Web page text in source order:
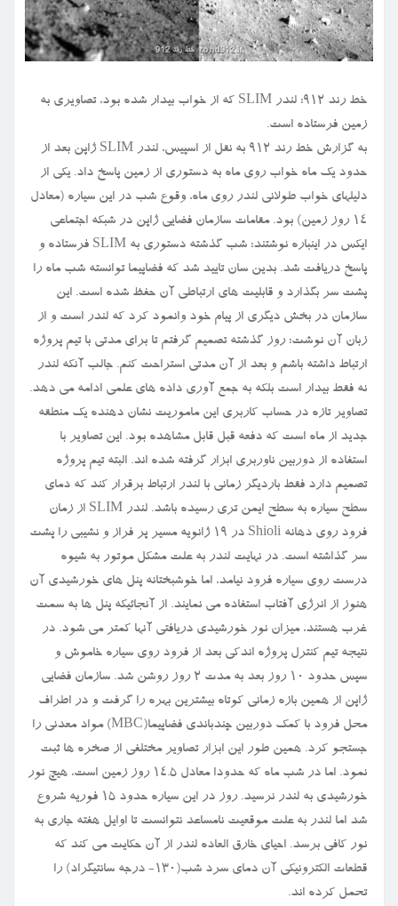
خط رند ۹۱۲: لندر SLIM که از خواب بیدار شده بود، تصاویری به
زمین فرستاده است.
به گزارش خط رند ۹۱۲ به نقل از اسپیس، لندر SLIM ژاپن بعد از
حدود یک ماه خواب روی ماه به دستوری از زمین پاسخ داد. یکی از
دلیلهای خواب طولانی لندر روی ماه، وقوع شب در این سیاره (معادل
۱۴ روز زمین) بود. مقامات سازمان فضایی ژاپن در شبکه اجتماعی
ایکس در اینباره نوشتند: شب گذشته دستوری به SLIM فرستاده و
پاسخ دریافت شد. بدین سان تایید شد که فضاپیما توانسته شب ماه را
پشت سر بگذارد و قابلیت های ارتباطی آن حفظ شده است. این
سازمان در بخش دیگری از پیام خود وانمود کرد که لندر است و از
زبان آن نوشت: روز گذشته تصمیم گرفتم تا برای مدتی با تیم پروژه
ارتباط داشته باشم و بعد از آن مدتی استراحت کنم. جالب آنکه لندر
نه فقط بیدار است بلکه به جمع آوری داده های علمی ادامه می دهد.
تصاویر تازه در حساب کاربری این ماموریت نشان دهنده یک منطقه
جدید از ماه است که دفعه قبل قابل مشاهده بود. این تصاویر با
استفاده از دوربین ناوربری ابزار گرفته شده اند. البته تیم پروژه
تصمیم دارد فقط باردیگر زمانی با لندر ارتباط برقرار کند که دمای
سطح سیاره به سطح ایمن تری رسیده باشد. لندر SLIM از زمان
فرود روی دهانه Shioli در ۱۹ ژانویه مسیر پر فراز و نشیبی را پشت
سر گذاشته است. در نهایت لندر به علت مشکل موتور به شیوه
درست روی سیاره فرود نیامد، اما خوشبختانه پنل های خورشیدی آن
هنوز از انرژی آفتاب استفاده می نمایند. از آنجائیکه پنل ها به سمت
غرب هستند، میزان نور خورشیدی دریافتی آنها کمتر می شود. در
نتیجه تیم کنترل پروژه اندکی بعد از فرود روی سیاره خاموش و
سپس حدود ۱۰ روز بعد به مدت ۲ روز روشن شد. سازمان فضایی
ژاپن از همین بازه زمانی کوتاه بیشترین بهره را گرفت و در اطراف
محل فرود با کمک دوربین چندباندی فضاپیما(MBC) مواد معدنی را
جستجو کرد. همین طور این ابزار تصاویر مختلفی از صخره ها ثبت
نمود. اما در شب ماه که حدودا معادل ۱۴.۵ روز زمین است، هیچ نور
خورشیدی به لندر نرسید. روز در این سیاره حدود ۱۵ فوریه شروع
شد اما لندر به علت موقعیت نامساعد نتوانست تا اوایل هفته جاری به
نور کافی برسد. احیای خارق العاده لندر از آن حکایت می کند که
قطعات الکترونیکی آن دمای سرد شب(۱۳۰- درجه سانتیگراد) را
تحمل کرده اند.